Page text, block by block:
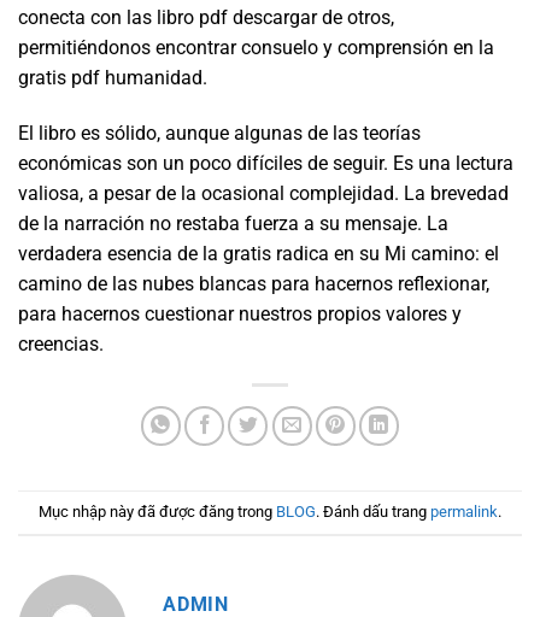
conecta con las libro pdf descargar de otros,
permitiéndonos encontrar consuelo y comprensión en la
gratis pdf humanidad.
El libro es sólido, aunque algunas de las teorías
económicas son un poco difíciles de seguir. Es una lectura
valiosa, a pesar de la ocasional complejidad. La brevedad
de la narración no restaba fuerza a su mensaje. La
verdadera esencia de la gratis radica en su Mi camino: el
camino de las nubes blancas para hacernos reflexionar,
para hacernos cuestionar nuestros propios valores y
creencias.
Mục nhập này đã được đăng trong BLOG. Đánh dấu trang permalink.
ADMIN